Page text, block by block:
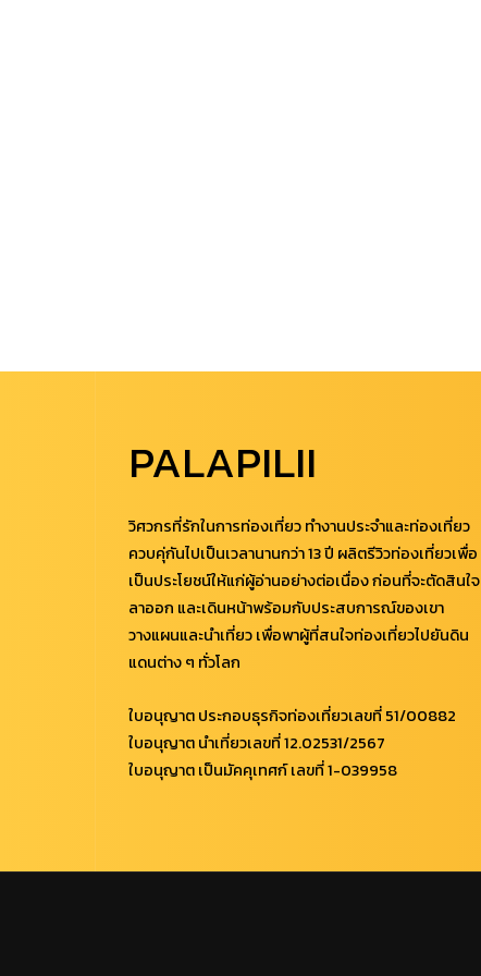
PALAPILII
วิศวกรที่รักในการท่องเที่ยว ทำงานประจำและท่องเที่ยว
ควบคุ่กันไปเป็นเวลานานกว่า 13 ปี ผลิตรีวิวท่องเที่ยวเพื่อ
เป็นประโยชน์ให้แก่ผู้อ่านอย่างต่อเนื่อง ก่อนที่จะตัดสินใจ
ลาออก และเดินหน้าพร้อมกับประสบการณ์ของเขา
วางแผนและนำเที่ยว เพื่อพาผู้ที่สนใจท่องเที่ยวไปยันดิน
แดนต่าง ๆ ทั่วโลก
ใบอนุญาต ประกอบธุรกิจท่องเที่ยวเลขที่ 51/00882
ใบอนุญาต นำเที่ยวเลขที่ 12.02531/2567
ใบอนุญาต เป็นมัคคุเทศก์ เลขที่ 1-039958